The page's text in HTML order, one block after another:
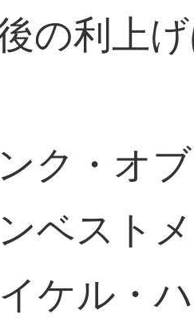
の利上
ク・オ
ベスト
ケル・